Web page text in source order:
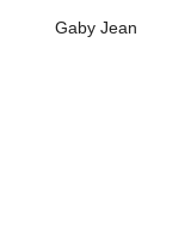
Gaby Jean